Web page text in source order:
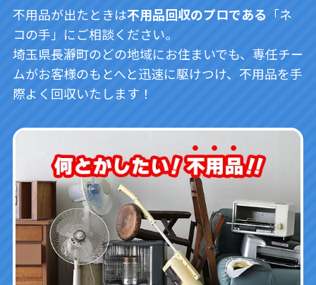
不用品が出たときは不用品回収のプロである 「ネ
コの手」にご相談ください。
埼玉県長瀞町のどの地域にお住まいでも、専任チー
ムがお客様のもとへと迅速に駆けつけ、不用品を手
際よく回収いたします！